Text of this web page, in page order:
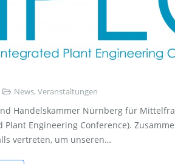
News, Veranstaltungen
Handelskammer Nürnberg für
Plant Engineering Conference).
vertreten, um unseren…